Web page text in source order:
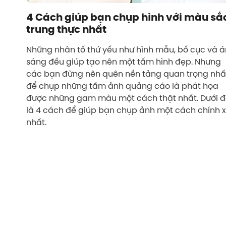
4 Cách giúp bạn chụp hình với màu
trung thực nhất
Những nhân tố thứ yếu như hình mẫu, bố cục và
sáng đều giúp tạo nên một tấm hình đẹp. Nhưng
các bạn đừng nên quên nền tảng quan trọng
để chụp những tấm ảnh quảng cáo là phát họa
được những gam màu một cách thật nhất. Dưới
là 4 cách để giúp bạn chụp ảnh một cách chính
nhất.